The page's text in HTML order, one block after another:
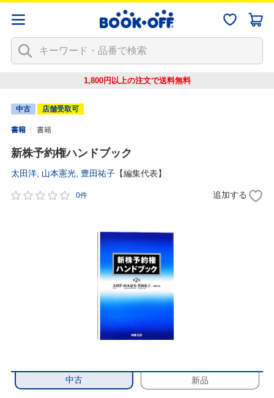
1,800円以上の注文で送料無料
中古 店舗受取可
書籍 書籍
新株予約権ハンドブック
太田洋 山本憲光 豊田祐子 【編集代表】
0件 追加する
中古 新品